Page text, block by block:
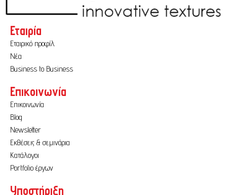
Εταιρία
Εταιρικό προφίλ
Νέα
Business to Business
Επικοινωνία
Επικοινωνία
Blog
Newsletter
Εκθέσεις & σεμινάρια
Κατάλογοι
Portfolio έργων
Υποστήριξη